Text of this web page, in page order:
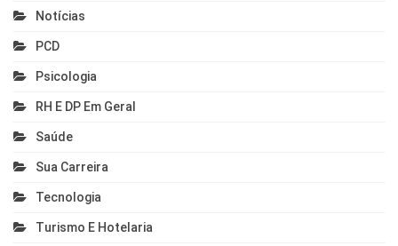
Notícias
PCD
Psicologia
RH E DP Em Geral
Saúde
Sua Carreira
Tecnologia
Turismo E Hotelaria